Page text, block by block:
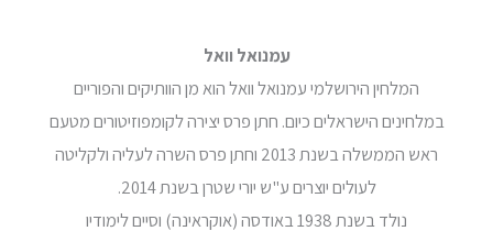
עמנואל וואל
המלחין הירושלמי עמנואל וואל הוא מן הוותיקים והפוריים
במלחינים הישראלים כיום. חתן פרס יצירה לקומפוזיטורים מטעם
ראש הממשלה בשנת 2013 וחתן פרס השרה לעליה ולקליטה
לעולים יוצרים ע"ש יורי שטרן בשנת 2014.
נולד בשנת 1938 באודסה (אוקראינה) וסיים לימודיו